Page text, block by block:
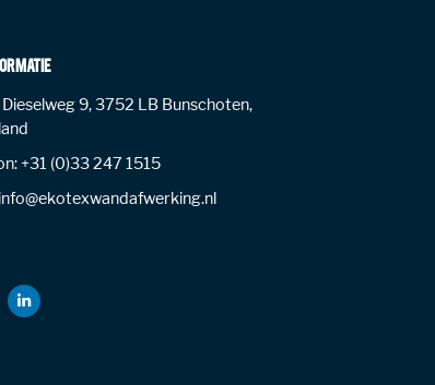
Dieselweg 9, 3752 LB Bunschoten,
+31 (0)33 247 1515
info@ekotexwandafwerking.nl